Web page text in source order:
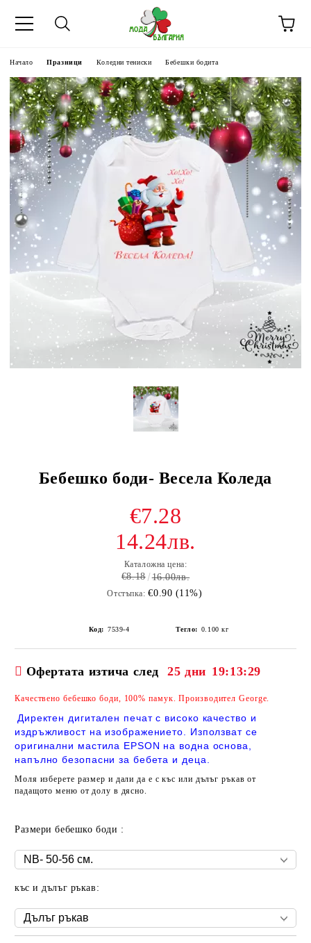
Начало Празници Коледни тениски Бебешки бодита
Бебешко боди- Весела Коледа
€7.28
14.24лв.
Каталожна цена:
€8.18 16.00лв.
Отстъпка: €0.90 (11%)
Код: 7539-4 Тегло: 0.100 кг
Офертата изтича след 25 дни 19:13:29
Качествено бебешко боди, 100% памук. Производител George.
Директен дигитален печат с високо качество и
издръжливост на изображението. Използват се
оригинални мастила EPSON на водна основа,
напълно безопасни за бебета и деца.
Моля изберете размер и дали да е с къс или дълъг ръкав от
падащото меню от долу в дясно.
Размери бебешко боди :
къс и дълъг ръкав: